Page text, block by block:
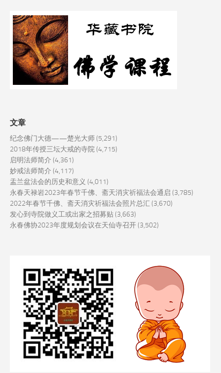
文章
纪念佛门大德——楚光大师(5,291)
2018年传授三坛大戒的寺院(4,715)
启明法师简介 (4,361)
妙戒法师简介 (4,117)
盂兰盆法会的历史和意义 (4,011)
永春天禄岩2023年春节千佛、斋天消灾祈福法会通启 (3,785)
2022年春节千佛、斋天消灾祈福法会照片总汇 (3,670)
发心到寺院做义工或出家之招募贴(3,663)
永春佛协2023年度规划会议在天仙寺召开(3,502)